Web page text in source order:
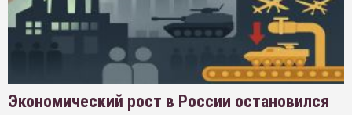
Экономический рост в России остановился